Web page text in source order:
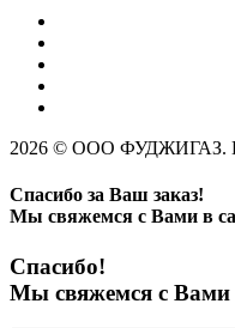
2026 © ООО ФУДЖИГАЗ.
Спасибо за Ваш заказ!
Мы свяжемся с Вами в
Спасибо!
Мы свяжемся с Вами